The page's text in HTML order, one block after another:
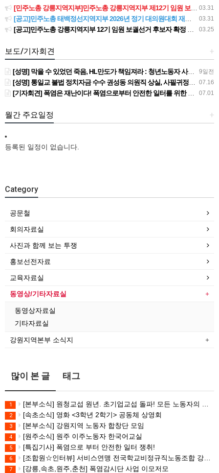
03.31
[민주노총 강릉지역지부]민주노총 강릉지역지부 제12기 임원 보궐선거결과 공고
03.31
[공고]민주노총 태백정선지역지부 2026년 정기 대의원대회 재소집 건
03.25
[공고]민주노총 강릉지역지부 12기 임원 보궐선거 후보자 확정 공고
+
보도/기자회견
9일전
[성명] 막을 수 있었던 죽음, HL만도가 책임져라 : 청년노동자 사망사고의 철저한 진상규명과 재발방지 대책 마련하라
07.16
[성명] 통일교 불법 정치자금 수수 권성동 의원직 상실, 사필귀정이다
07.01
[기자회견] 폭염은 재난이다! 폭염으로부터 안전한 일터를 위한 민주노총 강원지역본부 폭염감시단 선포 기자회견
+
월간 주요일정
등록된 일정이 없습니다.
Category
공문철
회의자료실
사진과 함께 보는 투쟁
홍보선전자료
교육자료실
동영상/기타자료실
동영상자료실
기타자료실
강원지역본부 소식지
많이 본 글 태그
1 [본부소식] 원청교섭 원년. 초기업교섭 돌파! 모든 노동자의 노동기본권 쟁취! 민주노총 7.15 총파업대회
2 [속초소식] 영화 <3학년 2학기> 공동체 상영회
3 [본부소식] 강원지역 노동자 합창단 모임
4 [원주소식] 원주 이주노동자 한국어교실
5 [특집기사] 폭염으로 부터 안전한 일터 쟁취!
6 [조합원☆인터뷰] 서비스연맹 전국학교비정규직노동조합 강원지부 김유미 춘천지회장
7 [강릉,속초,원주,춘천] 폭염감시단 사업 이모저모